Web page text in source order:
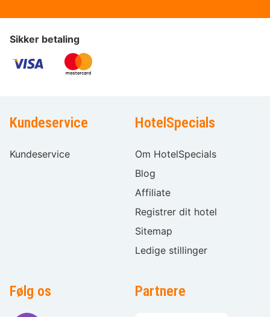
Sikker betaling
Kundeservice
Kundeservice
HotelSpecials
Om HotelSpecials
Blog
Affiliate
Registrer dit hotel
Sitemap
Ledige stillinger
Følg os Partnere